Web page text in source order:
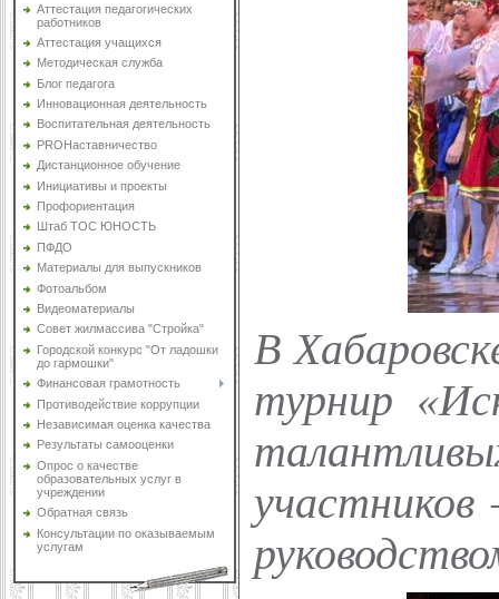
Аттестация педагогических
работников
Аттестация учащихся
Методическая служба
Блог педагога
Инновационная деятельность
Воспитательная деятельность
PROНаставничество
Дистанционное обучение
Инициативы и проекты
Профориентация
Штаб ТОС ЮНОСТЬ
ПФДО
Материалы для выпускников
Фотоальбом
Видеоматериалы
Совет жилмассива "Стройка"
Городской конкурс "От ладошки
до гармошки"
Финансовая грамотность
Противодействие коррупции
Независимая оценка качества
Результаты самооценки
Опрос о качестве
образовательных услуг в
учреждении
Обратная связь
Консультации по оказываемым
услугам
В
турнир